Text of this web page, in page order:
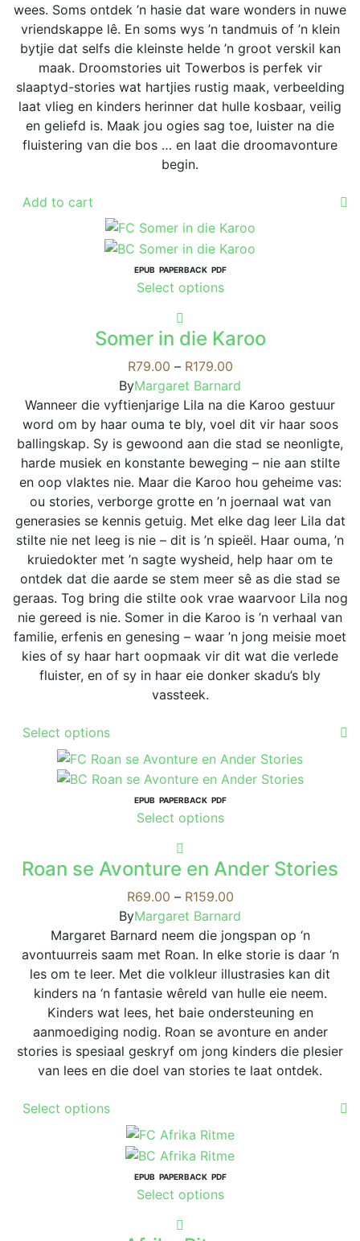
wees. Soms ontdek ’n hasie dat ware wonders in nuwe
vriendskappe lê. En soms wys ’n tandmuis of ’n klein
bytjie dat selfs die kleinste helde ’n groot verskil kan
maak. Droomstories uit Towerbos is perfek vir
slaaptyd-stories wat hartjies rustig maak, verbeelding
laat vlieg en kinders herinner dat hulle kosbaar, veilig
en geliefd is. Maak jou ogies sag toe, luister na die
fluistering van die bos … en laat die droomavonture
begin.
Add to cart
EPUB PAPERBACK PDF
Select optionsThis
multiple
variants.
The
options
may
be
chosen
on
the
product
page
Somer in die Karoo
R79.00 – R179.00Price
range:
R79.00
through
R179.00
ByMargaret Barnard
Wanneer die vyftienjarige Lila na die Karoo gestuur
word om by haar ouma te bly, voel dit vir haar soos
ballingskap. Sy is gewoond aan die stad se neonligte,
harde musiek en konstante beweging – nie aan stilte
en oop vlaktes nie. Maar die Karoo hou geheime vas:
ou stories, verborge grotte en ’n joernaal wat van
generasies se kennis getuig. Met elke dag leer Lila dat
stilte nie net leeg is nie – dit is ’n spieël. Haar ouma, ’n
kruiedokter met ’n sagte wysheid, help haar om te
ontdek dat die aarde se stem meer sê as die stad se
geraas. Tog bring die stilte ook vrae waarvoor Lila nog
nie gereed is nie. Somer in die Karoo is ’n verhaal van
familie, erfenis en genesing – waar ’n jong meisie moet
kies of sy haar hart oopmaak vir dit wat die verlede
fluister, en of sy in haar eie donker skadu’s bly
vassteek.
Select options
has
multiple
variants.
The
may
be
chosen
on
the
product
page
EPUB PAPERBACK PDF
Select optionsThis
multiple
variants.
The
options
may
be
chosen
on
the
product
page
Roan se Avonture en Ander Stories
R69.00 – R159.00Price
range:
R69.00
through
R159.00
ByMargaret Barnard
Margaret Barnard neem die jongspan op ‘n
avontuurreis saam met Roan. In elke storie is daar ‘n
les om te leer. Met die volkleur illustrasies kan dit
kinders na ‘n fantasie wêreld van hulle eie neem.
Kinders wat lees, het baie ondersteuning en
aanmoediging nodig. Roan se avonture en ander
stories is spesiaal geskryf om jong kinders die plesier
van lees en die doel van stories te laat ontdek.
Select options
product
has
multiple
variants.
The
may
EPUB PAPERBACK PDF
Select optionsThis